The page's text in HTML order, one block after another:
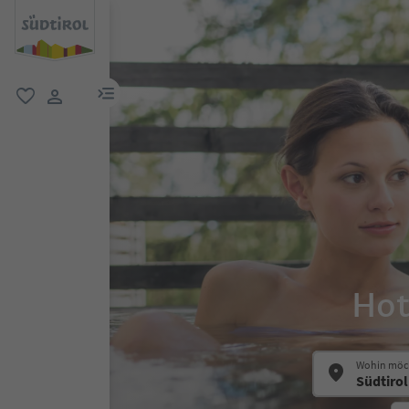
menu link
Wohin